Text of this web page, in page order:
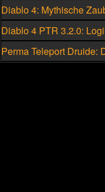
Diablo 4: Mythische
eskalieren
Diablo 4 PTR 3.2.0:
Fehler
Perma Teleport Druide: